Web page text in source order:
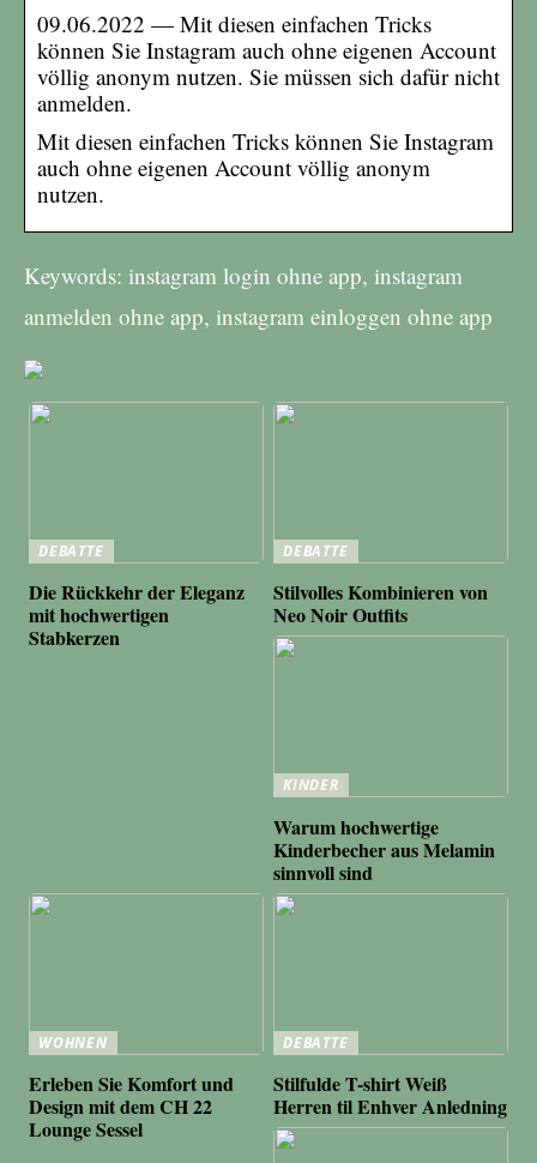
09.06.2022 — Mit diesen einfachen Tricks
können Sie Instagram auch ohne eigenen Account
völlig anonym nutzen. Sie müssen sich dafür nicht
anmelden.
Mit diesen einfachen Tricks können Sie Instagram
auch ohne eigenen Account völlig anonym
nutzen.
Keywords: instagram login ohne app, instagram
anmelden ohne app, instagram einloggen ohne app
DEBATTE
Die Rückkehr der Eleganz
mit hochwertigen
Stabkerzen
DEBATTE
Stilvolles Kombinieren von
Neo Noir Outfits
KINDER
Warum hochwertige
Kinderbecher aus Melamin
sinnvoll sind
WOHNEN
Erleben Sie Komfort und
Design mit dem CH 22
Lounge Sessel
DEBATTE
Stilfulde T-shirt Weiß
Herren til Enhver Anledning